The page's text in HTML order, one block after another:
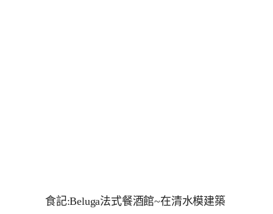
食記:Beluga法式餐酒館~在清水模建築